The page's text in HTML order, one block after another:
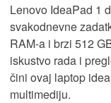
Lenovo IdeaPad 1
svakodnevne
RAM-a i brzi 512
iskustvo rada i
čini ovaj laptop
multimediju.